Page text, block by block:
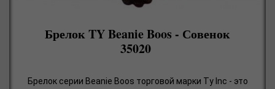
Брелок TY Beanie Boos - Совенок
35020
Брелок серии Beanie Boos торговой марки Ty Inc - это